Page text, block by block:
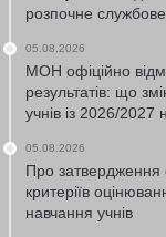
розпочне
05.08.2026
МОН офіційно
результатів: що
учнів із 2026/2027
05.08.2026
Про затвердження
критеріїв
навчання учнів